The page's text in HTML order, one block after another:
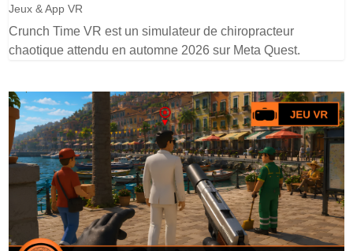
Jeux & App VR
Crunch Time VR est un simulateur de chiropracteur
chaotique attendu en automne 2026 sur Meta Quest.